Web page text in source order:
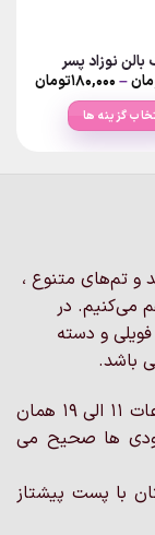
بالن نوزاد پسر
–۱۸۰,۰۰۰تومانPrice
گزینه ها
باشد.
گزینه
ممکن
است
صفحه
محصول
شوند
و تم‌های متنوع ،
می‌کنیم. در
و دسته
باشد.
اگر داخل تهران هستین ، می توانید برای ساعات 11 الی 19 همان
ها صحیح می
با پست پیشتاز